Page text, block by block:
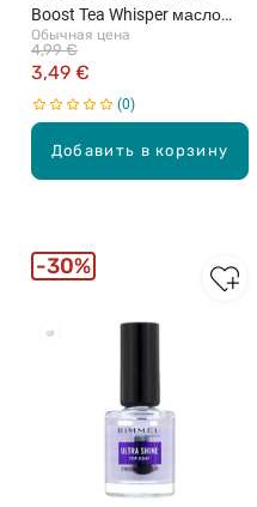
Добавить в корзину
Boost Tea Whisper масло
для ногтей, 10мл
Обычная цена
3,49 €
4,99 €
0
30%